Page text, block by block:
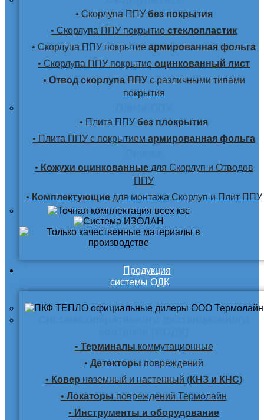
• Скорлупа ППУбез покрытия
• Скорлупа ППУ покрытие стеклопластик
• Скорлупа ППУ покрытие армированная фольга
• Скорлупа ППУ покрытие оцинкованный лист
• Отвод скорлупа ППУс различными типами
покрытия
• Плита ППУ без плокрытия
• Плита ППУ с покрытием армированная фольга
• Кожухи оцинкованные для Скорлуп и Отводов
ППУ
• Комплектующие для монтажа Скорлуп и Плит ППУ
Продукция
системы ОДК
• Терминалы коммутационные
• Детекторы повреждений
• Ковер наземный и настенный (КНЗ и КНС)
• Локаторы повреждений Термолайн
• Инструменты и оборудование